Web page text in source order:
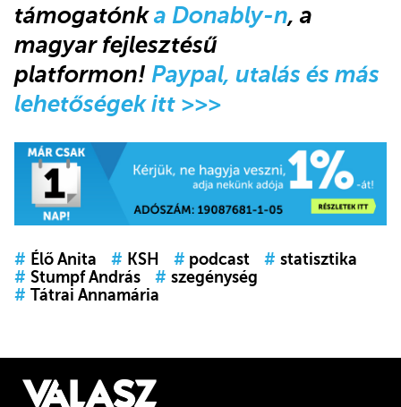
támogatónka Donably-n, a
magyar fejlesztésű
platformon! Paypal, utalás és más
lehetőségek itt >>>
# Élő Anita # KSH # podcast # statisztika
# Stumpf András # szegénység
# Tátrai Annamária